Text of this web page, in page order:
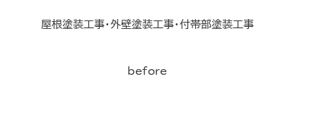
屋根塗装工事・外壁塗装工事・付帯部塗装工事
before